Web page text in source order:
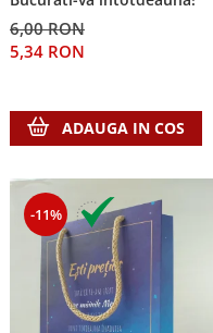
6,00 RON
5,34 RON
ADAUGA IN COS
-11%